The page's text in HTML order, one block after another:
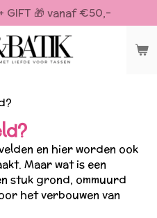
GIFT 🎁 vanaf €50,-
en hier worden ook
Maar wat is een
stuk grond, ommuurd
het verbouwen van